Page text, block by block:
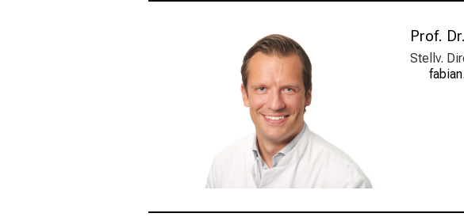
Prof.
Stellv.